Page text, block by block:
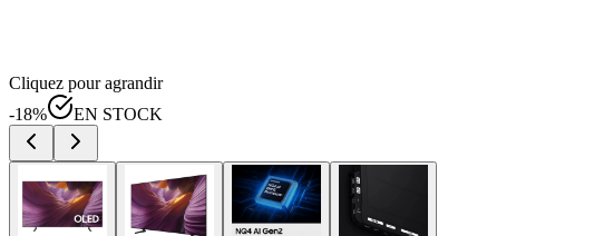
Cliquez pour agrandir
-18% EN STOCK